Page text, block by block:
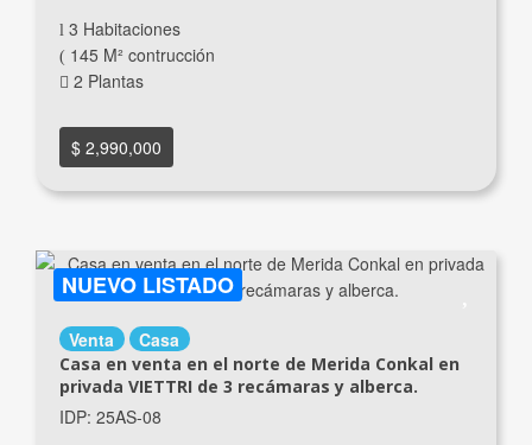
3 Habitaciones
145 M² contrucción
2 Plantas
$ 2,990,000
NUEVO LISTADO
Venta Casa
Casa en venta en el norte de Merida Conkal en
privada VIETTRI de 3 recámaras y alberca.
IDP: 25AS-08